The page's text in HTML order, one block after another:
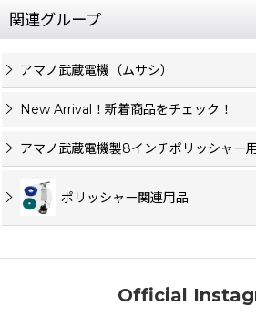
関連グループ
アマノ武蔵電機（ムサシ）
New Arrival！新着商品をチェック！
アマノ武蔵電機製8インチポリッシャー
ポリッシャー関連用品
Official